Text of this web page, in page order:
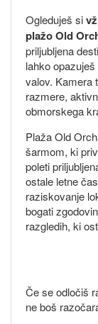
Ogleduješ si
plažo Old
priljubljena
lahko
valov. Kamera
razmere,
obmorskega
Plaža Old
šarmom, ki
poleti
ostale letne
raziskovanje
bogati
razgledih, ki
Če se odločiš
ne boš